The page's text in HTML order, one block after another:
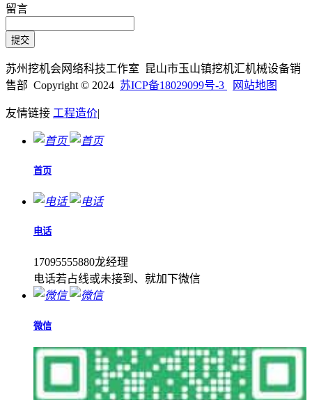
留言
苏州挖机会网络科技工作室 昆山市玉山镇挖机汇机械设备销
售部 Copyright © 2024 苏ICP备18029099号-3 网站地图
友情链接 工程造价|
首页
电话
17095555880龙经理
电话若占线或未接到、就加下微信
微信